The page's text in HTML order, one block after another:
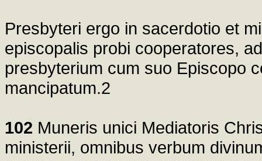
Presbyteri ergo in sacerdotio et
episcopalis probi cooperatores,
presbyterium cum suo Episcopo
mancipatum.2
102 Muneris unici Mediatoris
ministerii, omnibus verbum